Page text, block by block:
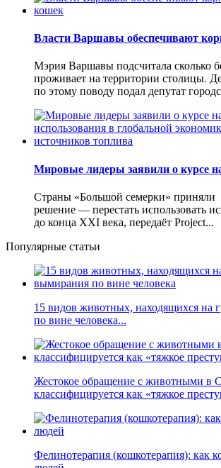
Власти Варшавы обеспечивают
Мэрия Варшавы подсчитала сколько
проживает на территории столицы.
по этому поводу подал депутат
Мировые лидеры заявили о курсе
Страны «Большой семерки»
решение — перестать использовать
до конца XXI века, передаёт Project...
Популярные статьи
15 видов животных, находящихся на
по вине человека...
Жестокое обращение с животными в
классифицируется как «тяжкое
Фелинотерапия (кошкотерапия): как